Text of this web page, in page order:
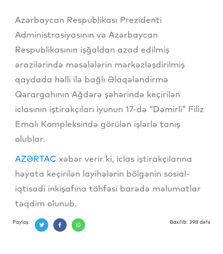
Azərbaycan Respublikası Prezidenti
Administrasiyasının və Azərbaycan
Respublikasının işğaldan azad edilmiş
ərazilərində məsələlərin mərkəzləşdirilmiş
qaydada həlli ilə bağlı Əlaqələndirmə
Qərargahının Ağdərə şəhərində keçirilən
iclasının iştirakçıları iyunun 17-də “Dəmirli” Filiz
Emalı Kompleksində görülən işlərlə tanış
olublar.
AZƏRTAC xəbər verir ki, iclas iştirakçılarına
həyata keçirilən layihələrin bölgənin sosial-
iqtisadi inkişafına töhfəsi barədə məlumatlar
təqdim olunub.
Paylaş: Baxılıb: 398 dəfə